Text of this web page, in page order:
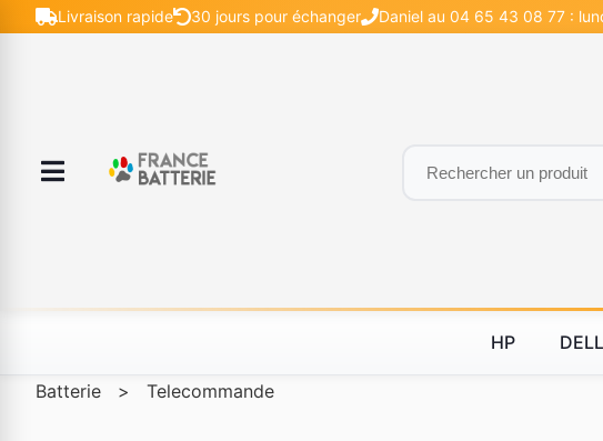
Livraison rapide 30 jours pour échanger Daniel au 04 65 43 08 77 :
HP DELL
Batterie > Telecommande